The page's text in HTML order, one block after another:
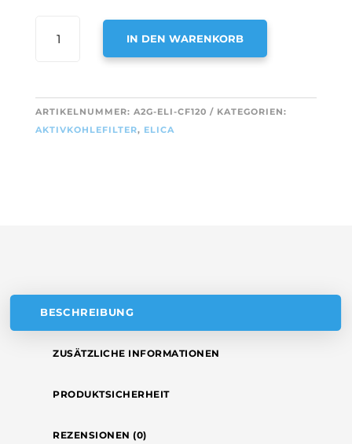
AKTIVKOHLEFILTER
FÜR
ELICA
F00262/3S
IN DEN WARENKORB
T
E
ARTIKELNUMMER: A2G-ELI-CF120
KATEGORIEN:
AKTIVKOHLEFILTER, ELICA
BESCHREIBUNG
ZUSÄTZLICHE INFORMATIONEN
PRODUKTSICHERHEIT
REZENSIONEN (0)